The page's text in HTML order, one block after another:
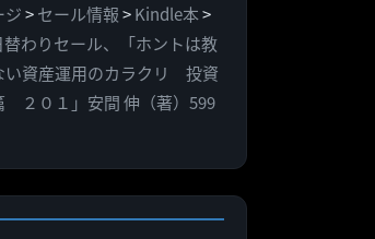
ジ>セール情報>Kindle本>
わりセール、「ホントは教
い資産運用のカラクリ 投資
２０１」安間 伸（著）599